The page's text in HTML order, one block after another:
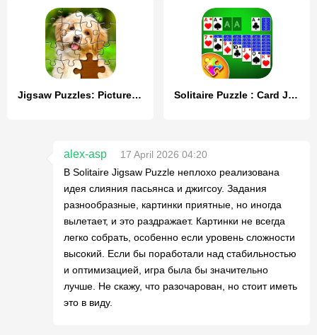
Jigsaw Puzzles: Picture Puzzle Solitaire Puzzle : Card Jigsaw
alex-asp
17 April 2026 04:20
В Solitaire Jigsaw Puzzle неплохо реализована
идея слияния пасьянса и джигсоу. Задания
разнообразные, картинки приятные, но иногда
вылетает, и это раздражает. Картинки не всегда
легко собрать, особенно если уровень сложности
высокий. Если бы поработали над стабильностью
и оптимизацией, игра была бы значительно
лучше. Не скажу, что разочарован, но стоит иметь
это в виду.